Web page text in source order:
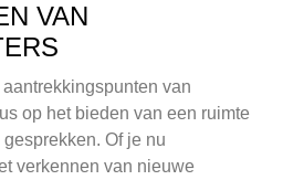
VAN
van
op het bieden van een ruimte
Of je nu
verkennen van nieuwe